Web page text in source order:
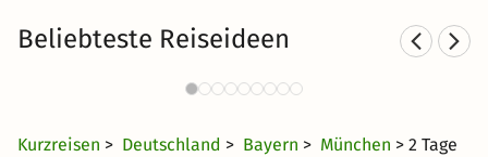
Beliebteste Reiseideen
Städtereisen nach München
376 Angebote
Kurzreisen > Deutschland > Bayern > München > 2 Tage